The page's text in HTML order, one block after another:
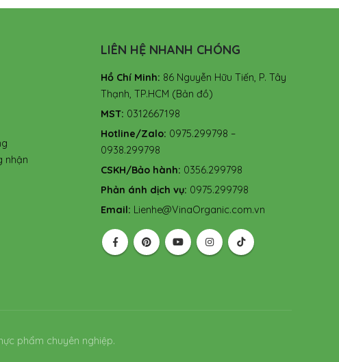
nhận
LIÊN HỆ NHANH CHÓNG
Hồ Chí Minh: 86 Nguyễn Hữu Tiến, P. Tây
Thạnh, TP.HCM (Bản đồ)
MST: 0312667198
Hotline/Zalo: 0975.299798 –
0938.299798
CSKH/Bảo hành: 0356.299798
Phản ánh dịch vụ: 0975.299798
Email: Lienhe@VinaOrganic.com.vn
phẩm chuyên nghiệp.